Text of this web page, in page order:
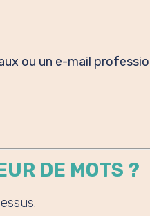
ou un e-mail
DE MOTS ?